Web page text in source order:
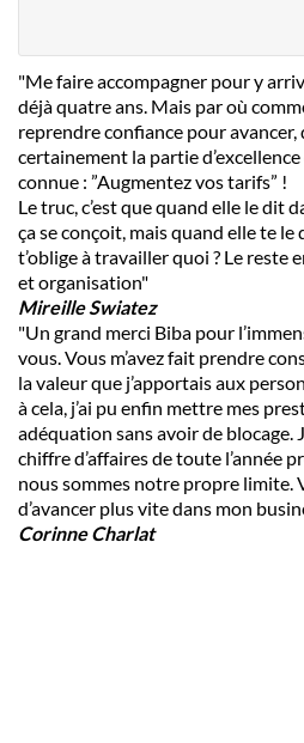
"Me faire accompagner pour y
déjà quatre ans. Mais par où
reprendre confiance pour avancer,
certainement la partie
connue : ”Augmentez vos tarifs” !
Le truc, c’est que quand elle le dit
ça se conçoit, mais quand elle te
t’oblige à travailler quoi ? Le reste
et organisation"
Mireille Swiatez
"Un grand merci Biba pour
vous. Vous m’avez fait prendre
la valeur que j’apportais aux
à cela, j’ai pu enfin mettre mes
adéquation sans avoir de blocage.
chiffre d’affaires de toute l’année
nous sommes notre propre limite.
d’avancer plus vite dans mon
Corinne Charlat